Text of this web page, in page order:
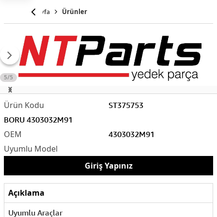
Anasayfa Ürünler
5/5
ST375753
4303032M91
BORU 4303032M91
Giriş Yapınız
Açıklama
Uyumlu Araçlar